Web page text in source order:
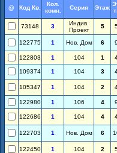
@ Код Кв.
Кол.
комн.
Серия Этаж
73148 3
Индив.
Проект
5
122775 1 Нов. Дом 6 9
122803 1 104 1
109374 1 104 3
105347 1 104 2
122980 1 106 4 9
122686 1 104 4
122703 1 Нов. Дом 6
122450 1 104 2